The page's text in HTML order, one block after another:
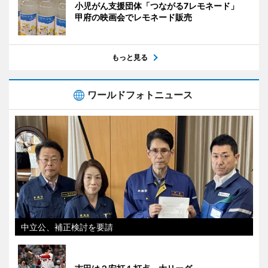
小児がん支援団体「つながる7レモネード」
甲府の映画会でレモネード販売
もっと見る
ワールドフォトニュース
中立公、補正検討を要請